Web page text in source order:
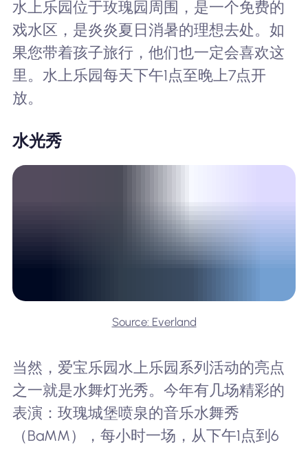
水上乐园位于玫瑰园周围，是一个免费的
戏水区，是炎炎夏日消暑的理想去处。如
果您带着孩子旅行，他们也一定会喜欢这
里。水上乐园每天下午1点至晚上7点开
放。
水光秀
Source: Everland
当然，爱宝乐园水上乐园系列活动的亮点
之一就是水舞灯光秀。今年有几场精彩的
表演：玫瑰城堡喷泉的音乐水舞秀
（BaMM），每小时一场，从下午1点到6